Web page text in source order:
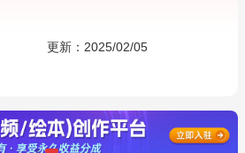
更新：2025/02/05